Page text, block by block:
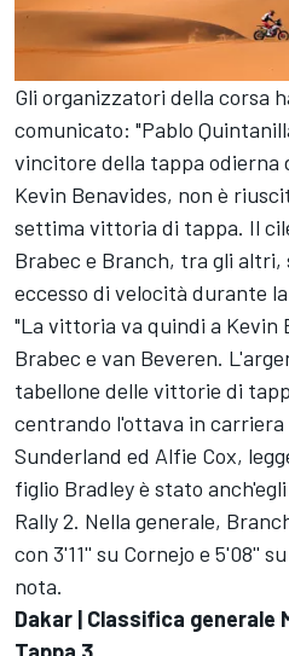
Gli organizzatori della corsa
comunicato: "Pablo
vincitore della tappa odierna
Kevin Benavides, non è
settima vittoria di tappa. Il
Brabec e Branch, tra gli
eccesso di velocità durante
"La vittoria va quindi a Kevin
Brabec e van Beveren.
tabellone delle vittorie di
centrando l'ottava in carriera
Sunderland ed Alfie Cox,
figlio Bradley è stato
Rally 2. Nella generale,
con 3'11'' su Cornejo e 5'08''
nota.
Dakar | Classifica generale